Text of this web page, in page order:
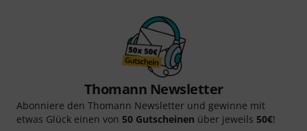
Thomann Newsletter
Abonniere den Thomann Newsletter und gewinne mit
etwas Glück einen von 50 Gutscheinen über jeweils 50€!